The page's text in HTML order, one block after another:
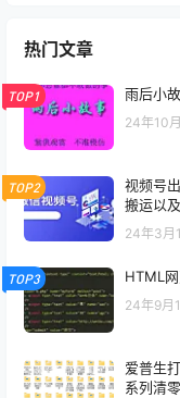
热门文章
TOP1 雨后小
24年10
TOP2
视频号
搬运以
24年3月
TOP3 HTML
24年9月
爱普生
系列清